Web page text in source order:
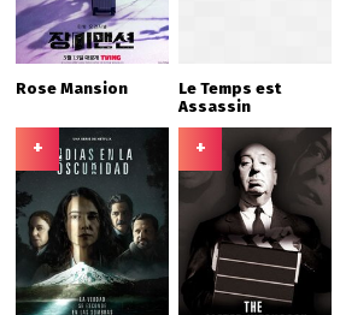
Rose Mansion
Le Temps est
Assassin
+ +